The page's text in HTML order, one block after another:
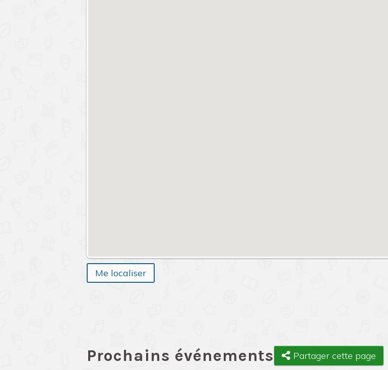
Me localiser
Prochains événements Partager cette page